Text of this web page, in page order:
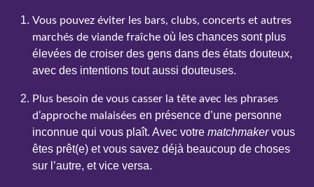
Vous pouvez éviter les bars, clubs, concerts et autres
marchés de viande fraîcheoù les chances sont plus
élevées de croiser des gens dans des états douteux,
avec des intentions tout aussi douteuses.
Plus besoin de vous casser la tête avec les phrases
d’approche malaiséesen présence d’une personne
inconnue qui vous plaît. Avec votre matchmakervous
êtes prêt(e) et vous savez déjà beaucoup de choses
sur l’autre, et vice versa.